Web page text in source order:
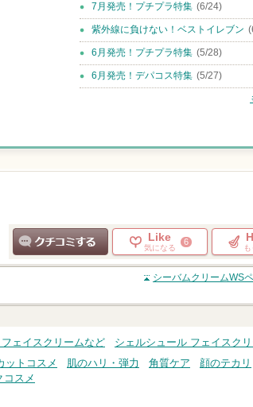
7月発売！プチプラ特集 (6/24)
紫外線に負けない！ベストイレブン
6月発売！プチプラ特集 (5/28)
6月発売！デパコス特集 (5/27)
クチコミする
Like
気になる
6
シーバムクリームWS
ェイスクリームなど
シェルシュール フェイスク
ットコスメ 肌のハリ・弾力 角質ケア 顔のテカリ
コスメ